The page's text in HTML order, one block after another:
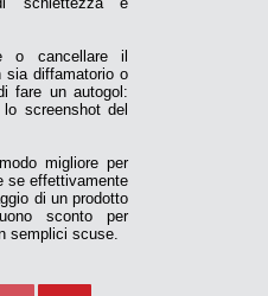
o cancellare il
sia diffamatorio o
fare un autogol:
screenshot del
migliore per
se effettivamente
di un prodotto
sconto per
semplici scuse.